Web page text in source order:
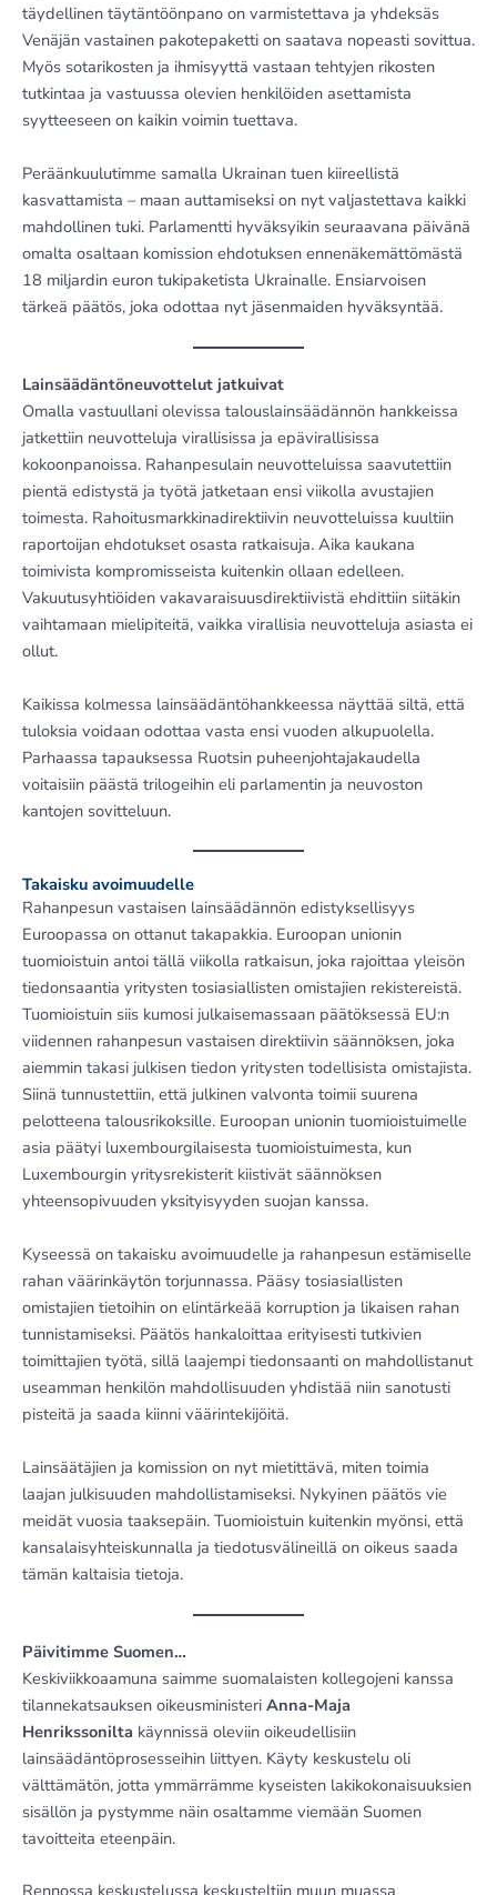
täydellinen täytäntöönpano on varmistettava ja yhdeksäs
Venäjän vastainen pakotepaketti on saatava nopeasti sovittua.
Myös sotarikosten ja ihmisyyttä vastaan tehtyjen rikosten
tutkintaa ja vastuussa olevien henkilöiden asettamista
syytteeseen on kaikin voimin tuettava.
Peräänkuulutimme samalla Ukrainan tuen kiireellistä
kasvattamista – maan auttamiseksi on nyt valjastettava kaikki
mahdollinen tuki. Parlamentti hyväksyikin seuraavana päivänä
omalta osaltaan komission ehdotuksen ennenäkemättömästä
18 miljardin euron tukipaketista Ukrainalle. Ensiarvoisen
tärkeä päätös, joka odottaa nyt jäsenmaiden hyväksyntää.
Lainsäädäntöneuvottelut jatkuivat
Omalla vastuullani olevissa talouslainsäädännön hankkeissa
jatkettiin neuvotteluja virallisissa ja epävirallisissa
kokoonpanoissa. Rahanpesulain neuvotteluissa saavutettiin
pientä edistystä ja työtä jatketaan ensi viikolla avustajien
toimesta. Rahoitusmarkkinadirektiivin neuvotteluissa kuultiin
raportoijan ehdotukset osasta ratkaisuja. Aika kaukana
toimivista kompromisseista kuitenkin ollaan edelleen.
Vakuutusyhtiöiden vakavaraisuusdirektiivistä ehdittiin siitäkin
vaihtamaan mielipiteitä, vaikka virallisia neuvotteluja asiasta ei
ollut.
Kaikissa kolmessa lainsäädäntöhankkeessa näyttää siltä, että
tuloksia voidaan odottaa vasta ensi vuoden alkupuolella.
Parhaassa tapauksessa Ruotsin puheenjohtajakaudella
voitaisiin päästä trilogeihin eli parlamentin ja neuvoston
kantojen sovitteluun.
Takaisku avoimuudelle
Rahanpesun vastaisen lainsäädännön edistyksellisyys
Euroopassa on ottanut takapakkia. Euroopan unionin
tuomioistuin antoi tällä viikolla ratkaisun, joka rajoittaa yleisön
tiedonsaantia yritysten tosiasiallisten omistajien rekistereistä.
Tuomioistuin siis kumosi julkaisemassaan päätöksessä EU:n
viidennen rahanpesun vastaisen direktiivin säännöksen, joka
aiemmin takasi julkisen tiedon yritysten todellisista omistajista.
Siinä tunnustettiin, että julkinen valvonta toimii suurena
pelotteena talousrikoksille. Euroopan unionin tuomioistuimelle
asia päätyi luxembourgilaisesta tuomioistuimesta, kun
Luxembourgin yritysrekisterit kiistivät säännöksen
yhteensopivuuden yksityisyyden suojan kanssa.
Kyseessä on takaisku avoimuudelle ja rahanpesun estämiselle
rahan väärinkäytön torjunnassa. Pääsy tosiasiallisten
omistajien tietoihin on elintärkeää korruption ja likaisen rahan
tunnistamiseksi. Päätös hankaloittaa erityisesti tutkivien
toimittajien työtä, sillä laajempi tiedonsaanti on mahdollistanut
useamman henkilön mahdollisuuden yhdistää niin sanotusti
pisteitä ja saada kiinni väärintekijöitä.
Lainsäätäjien ja komission on nyt mietittävä, miten toimia
laajan julkisuuden mahdollistamiseksi. Nykyinen päätös vie
meidät vuosia taaksepäin. Tuomioistuin kuitenkin myönsi, että
kansalaisyhteiskunnalla ja tiedotusvälineillä on oikeus saada
tämän kaltaisia tietoja.
Päivitimme Suomen…
Keskiviikkoaamuna saimme suomalaisten kollegojeni kanssa
tilannekatsauksen oikeusministeri Anna-Maja
Henrikssonilta käynnissä oleviin oikeudellisiin
lainsäädäntöprosesseihin liittyen. Käyty keskustelu oli
välttämätön, jotta ymmärrämme kyseisten lakikokonaisuuksien
sisällön ja pystymme näin osaltamme viemään Suomen
tavoitteita eteenpäin.
Rennossa keskustelussa keskusteltiin muun muassa